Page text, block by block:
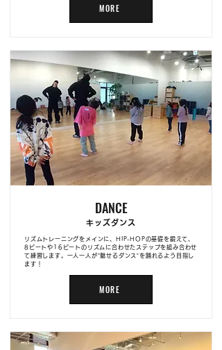
MORE
DANCE
キッズダンス
リズムトレーニングをメインに、HIP-HOPの基礎を鍛えて、
8ビートや16ビートのリズムに合わせたステップを組み合わせ
て練習します。一人一人が”魅せるダンス”を踊れるよう目指し
ます！
MORE